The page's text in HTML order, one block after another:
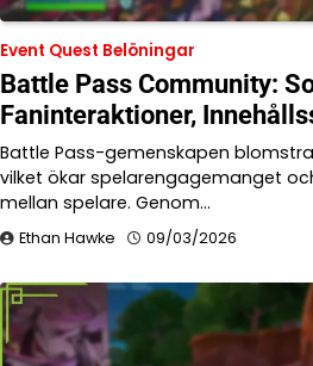
Event Quest Belöningar
Battle Pass Community:
Faninteraktioner,
Battle Pass-gemenskapen
vilket ökar spelarengagemanget
mellan spelare. Genom…
Ethan Hawke 09/03/2026